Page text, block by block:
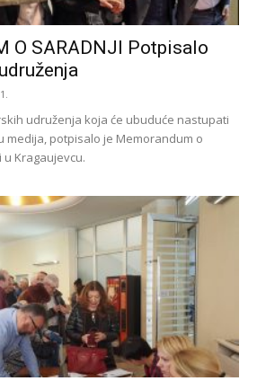
O SARADNJI Potpisalo
udruženja koja će ubuduće nastupati
medija, potpisalo je Memorandum o
Kragaujevcu.